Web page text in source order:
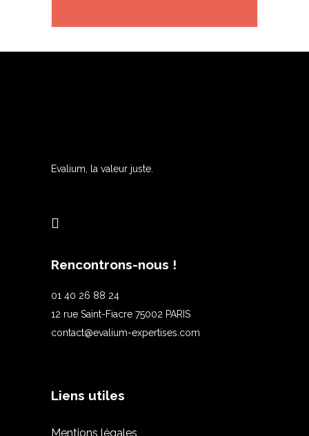
Evalium, la valeur juste.
Rencontrons-nous !
01 40 26 88 24
12 rue Saint-Fiacre 75002 PARIS
contact@evalium-expertises.com
Liens utiles
Mentions légales